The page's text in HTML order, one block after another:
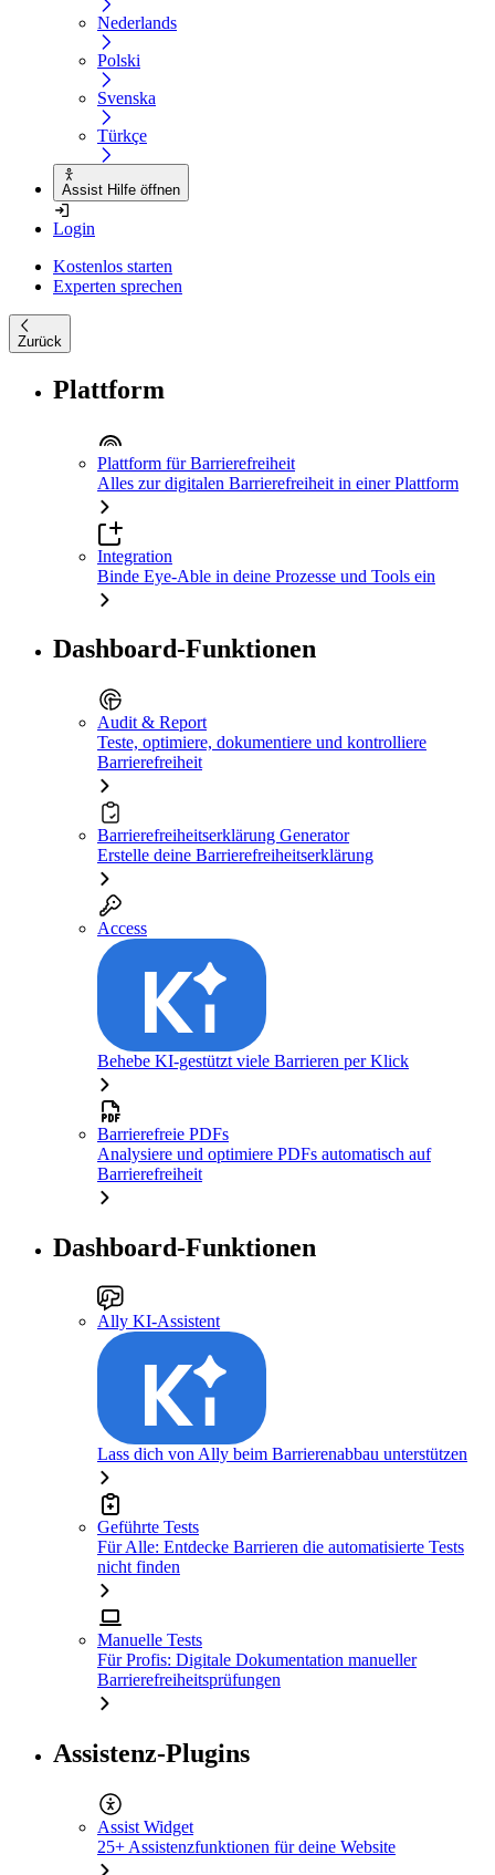
Nederlands
Polski
Svenska
Türkçe
Assist Hilfe öffnen
Login
Kostenlos starten
Experten sprechen
Zurück
Plattform
Plattform für Barrierefreiheit
Alles zur digitalen Barrierefreiheit in einer Plattform
Integration
Binde Eye-Able in deine Prozesse und Tools ein
Dashboard-Funktionen
Audit & Report
Teste, optimiere, dokumentiere und kontrolliere
Barrierefreiheit
Barrierefreiheitserklärung Generator
Erstelle deine Barrierefreiheitserklärung
Access
Behebe KI-gestützt viele Barrieren per Klick
Barrierefreie PDFs
Analysiere und optimiere PDFs automatisch auf
Barrierefreiheit
Dashboard-Funktionen
Ally KI-Assistent
Lass dich von Ally beim Barrierenabbau unterstützen
Geführte Tests
Für Alle: Entdecke Barrieren die automatisierte Tests
nicht finden
Manuelle Tests
Für Profis: Digitale Dokumentation manueller
Barrierefreiheitsprüfungen
Assistenz-Plugins
Assist Widget
25+ Assistenzfunktionen für deine Website